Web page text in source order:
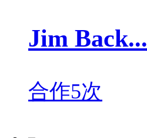
Jim Back...
合作5次